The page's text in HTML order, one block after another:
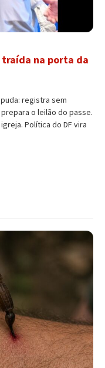
traída na porta da
registra sem
prepara o leilão do passe.
Política do DF vira